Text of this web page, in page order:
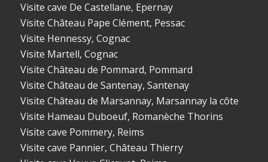
Visite cave De Castellane, Epernay
Visite Château Pape Clément, Pessac
Visite Hennessy, Cognac
Visite Martell, Cognac
Visite Château de Pommard, Pommard
Visite Château de Santenay, Santenay
Visite Château de Marsannay, Marsannay la côte
Visite Hameau Duboeuf, Romanèche Thorins
Visite cave Pommery, Reims
Visite cave Pannier, Château Thierry